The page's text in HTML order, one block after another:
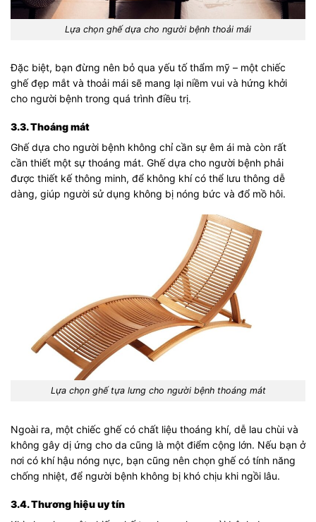
Lựa chọn ghế dựa cho người bệnh thoải mái
Đặc biệt, bạn đừng nên bỏ qua yếu tố thẩm mỹ – một chiếc
ghế đẹp mắt và thoải mái sẽ mang lại niềm vui và hứng khởi
cho người bệnh trong quá trình điều trị.
3.3. Thoáng mát
Ghế dựa cho người bệnh không chỉ cần sự êm ái mà còn rất
cần thiết một sự thoáng mát. Ghế dựa cho người bệnh phải
được thiết kế thông minh, để không khí có thể lưu thông dễ
dàng, giúp người sử dụng không bị nóng bức và đổ mồ hôi.
Lựa chọn ghế tựa lưng cho người bệnh thoáng mát
Ngoài ra, một chiếc ghế có chất liệu thoáng khí, dễ lau chùi và
không gây dị ứng cho da cũng là một điểm cộng lớn. Nếu bạn ở
nơi có khí hậu nóng nực, bạn cũng nên chọn ghế có tính năng
chống nhiệt, để người bệnh không bị khó chịu khi ngồi lâu.
3.4. Thương hiệu uy tín